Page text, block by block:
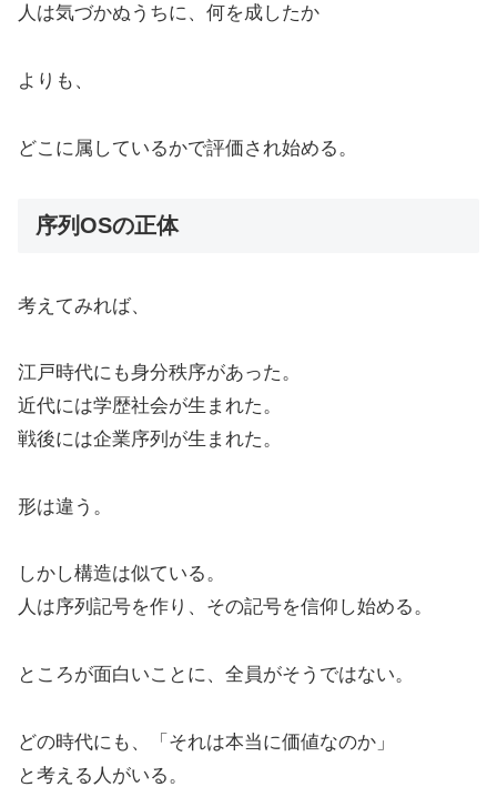
人は気づかぬうちに、何を成したか
よりも、
どこに属しているかで評価され始める。
序列OSの正体
考えてみれば、
江戸時代にも身分秩序があった。
近代には学歴社会が生まれた。
戦後には企業序列が生まれた。
形は違う。
しかし構造は似ている。
人は序列記号を作り、その記号を信仰し始める。
ところが面白いことに、全員がそうではない。
どの時代にも、「それは本当に価値なのか」
と考える人がいる。